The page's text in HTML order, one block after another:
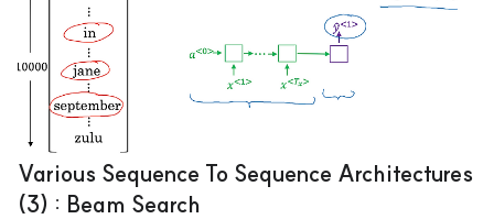
Various Sequence To Sequence Architectures
(3) : Beam Search